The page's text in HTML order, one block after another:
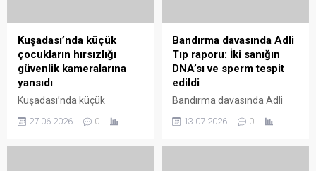
denetimlerde, kaldırım
işgalleri ve usulsüz
motosiklet parklarına ...
Kuşadası’nda küçük
çocukların hırsızlığı
güvenlik kameralarına
yansıdı
Kuşadası’nda küçük
güvenlik kameralarına
27.06.2026 0
Bandırma davasında Adli
Tıp raporu: İki sanığın
DNA’sı ve sperm tespit
edildi
Bandırma davasında Adli
ve sperm tespit edildi;
13.07.2026 0